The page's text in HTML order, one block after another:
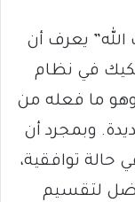
يعرف أن
في نظام
وهو ما فعله من
وبمجرد أن
توافقية،
لتقسيم